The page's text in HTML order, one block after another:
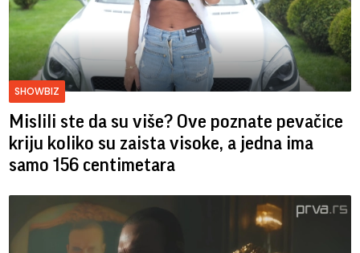
SHOWBIZ
Mislili ste da su više? Ove poznate pevačice
kriju koliko su zaista visoke, a jedna ima
samo 156 centimetara